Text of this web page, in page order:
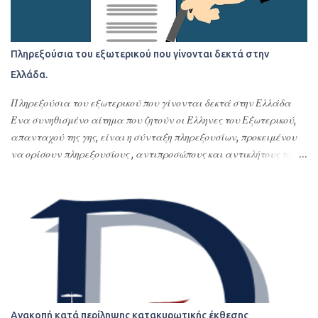
Πληρεξούσια του εξωτερικού που γίνονται δεκτά στην
Ελλάδα.
Πληρεξούσια του εξωτερικού που γίνονται δεκτά στην Ελλάδα
Ένα συνηθισμένο αίτημα που ζητούν οι Έλληνες του Εξωτερικού,
απανταχού της γης, είναι η σύνταξη πληρεξουσίων, προκειμένου
να ορίσουν πληρεξουσίους , αντιπροσώπους και αντικλήτους τους
υποθέσεων τους στην Ελλάδα ή οποιασδήποτε εκπροσώπησης –
αντιπροσώπευσης τους στην Ελλάδα. Με τα πληρεξούσια αυτά
ορίζουν εντολοδόχους τους με συγκεκριμένες εντολές φιλικά ή
συγγενικά τους πρόσωπα ή το σπουδαιότερο και δέον γενέσθαι
επαγγελματίες, όπως δικηγόρους, λογιστές ή πολιτικούς μηχανικούς
ή όλα αυτά τα αναφερόμενα πρόσωπα. Τα πληρεξούσια αυτά
δίνονται συνήθως για αποδοχές κληρονομιών, τακτοποίηση
Ανακοπή κατά περίληψης κατακυρωτικής έκθεσης